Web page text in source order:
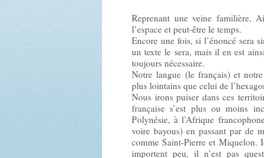
Reprenant une veine familière,
l’espace et peut-être le temps.
Encore une fois, si l’énoncé sera
un texte le sera, mais il en est
toujours nécessaire.
Notre langue (le français) et
plus lointains que celui de
Nous irons puiser dans ces
française s’est plus ou moins
Polynésie, à l’Afrique
voire bayous) en passant par de
comme Saint-Pierre et Miquelon.
importent peu, il n’est pas